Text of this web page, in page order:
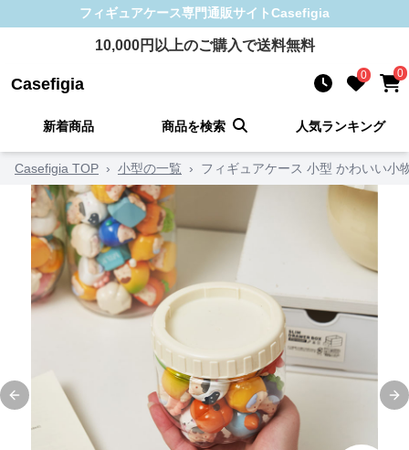
フィギュアケース専門通販サイトCasefigia
10,000円以上のご購入で送料無料
Casefigia 0 0
新着商品 商品を検索 人気ランキング
Casefigia TOP › 小型の一覧 › フィギュアケース 小型 かわいい小
Previous slide